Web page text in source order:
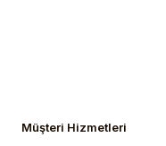
Müşteri Hizmetleri